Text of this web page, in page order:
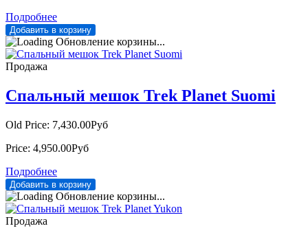
Подробнее
Обновление корзины...
Продажа
Спальный мешок Trek Planet Suomi
Old Price: 7,430.00Руб
Price: 4,950.00Руб
Подробнее
Обновление корзины...
Продажа